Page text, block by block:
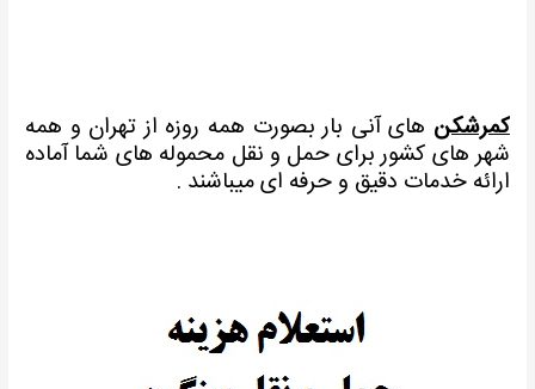
کمرشکن های آنی بار بصورت همه روزه از تهران و همه
شهر های کشور برای حمل و نقل محموله های شما آماده
ارائه خدمات دقیق و حرفه ای میباشند .